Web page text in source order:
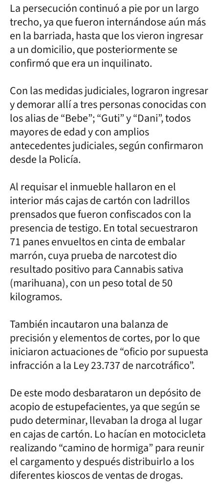
La persecución continuó a pie por un largo
trecho, ya que fueron internándose aún más
en la barriada, hasta que los vieron ingresar
a un domicilio, que posteriormente se
confirmó que era un inquilinato.
Con las medidas judiciales, lograron ingresar
y demorar allí a tres personas conocidas con
los alias de “Bebe”; “Guti” y “Dani”, todos
mayores de edad y con amplios
antecedentes judiciales, según confirmaron
desde la Policía.
Al requisar el inmueble hallaron en el
interior más cajas de cartón con ladrillos
prensados que fueron confiscados con la
presencia de testigo. En total secuestraron
71 panes envueltos en cinta de embalar
marrón, cuya prueba de narcotest dio
resultado positivo para Cannabis sativa
(marihuana), con un peso total de 50
kilogramos.
También incautaron una balanza de
precisión y elementos de cortes, por lo que
iniciaron actuaciones de “oficio por supuesta
infracción a la Ley 23.737 de narcotráfico”.
De este modo desbarataron un depósito de
acopio de estupefacientes, ya que según se
pudo determinar, llevaban la droga al lugar
en cajas de cartón. Lo hacían en motocicleta
realizando “camino de hormiga” para reunir
el cargamento y después distribuirlo a los
diferentes kioscos de ventas de drogas.